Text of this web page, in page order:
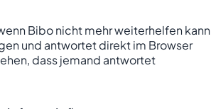
Bibo nicht mehr weiterhelfen kann
und antwortet direkt im Browser
dass jemand antwortet